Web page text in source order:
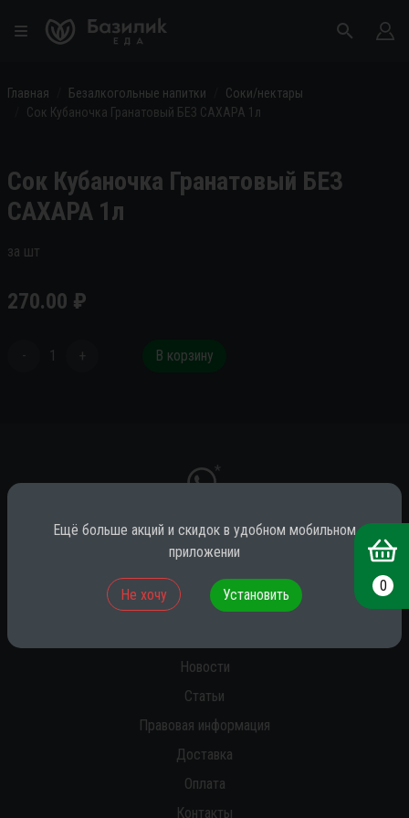
Главная Безалкогольные напитки
Соки/нектары
Сок Кубаночка Гранатовый БЕЗ САХАРА 1л
Сок Кубаночка Гранатовый БЕЗ
САХАРА 1л
за шт
270.00 ₽
- 1 + В корзину
*
* принадлежит компании Meta (признана экстремистской на территории
Новости
Статьи
Правовая информация
Доставка
Оплата
Контакты
0
Ещё больше акций и скидок в удобном мобильном
приложении
Не хочу Установить